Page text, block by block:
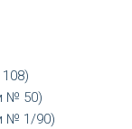
№ 50)
№ 1/90)